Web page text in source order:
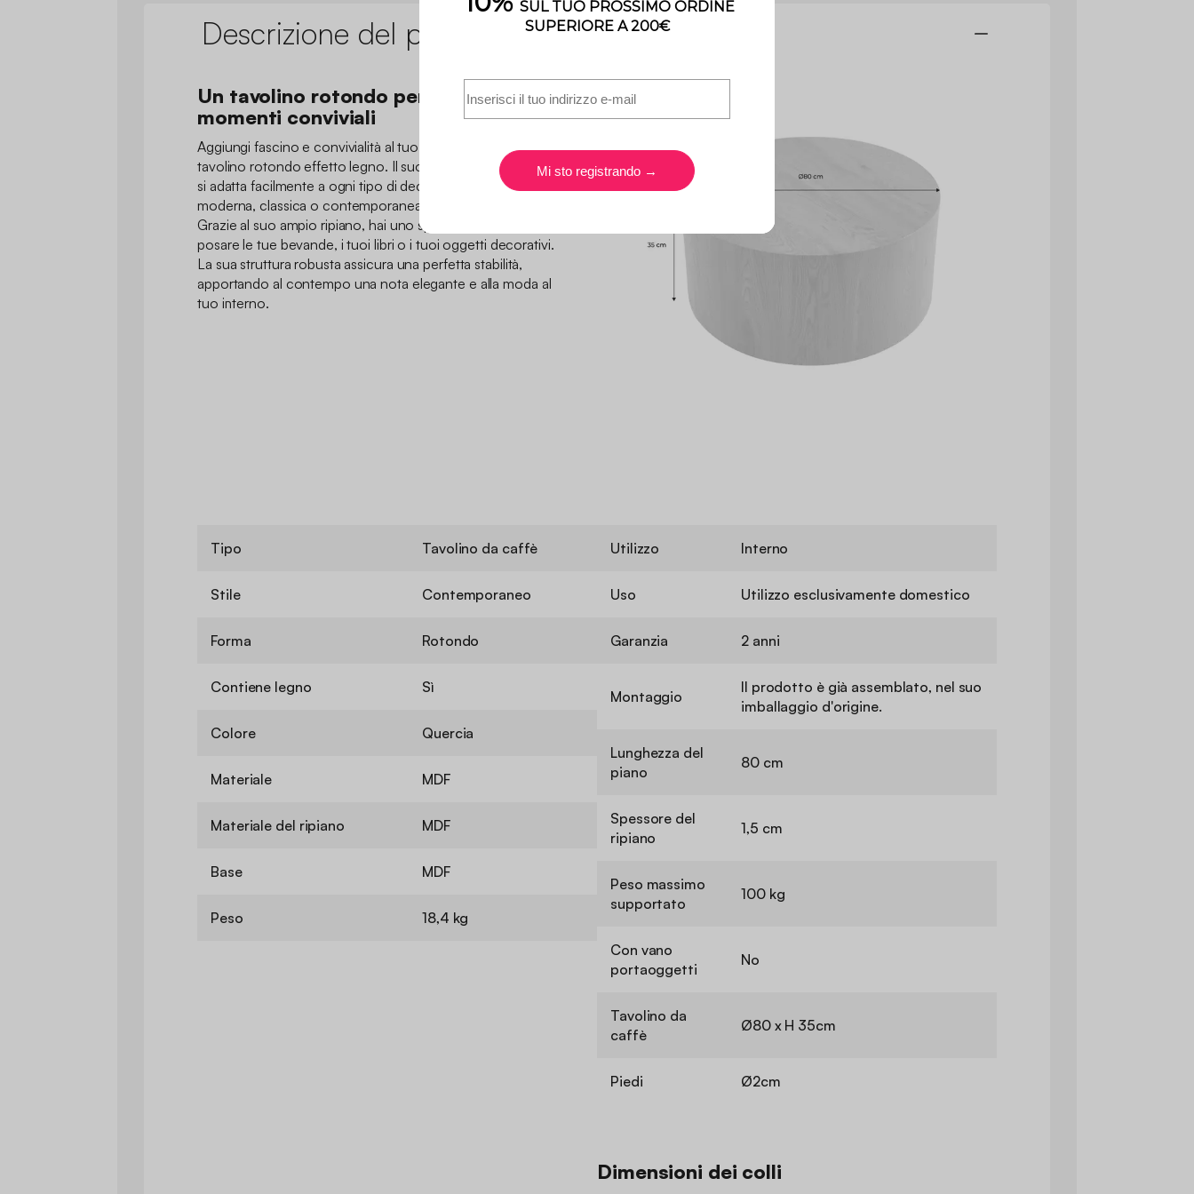
Descrizione del prodotto
Un tavolino rotondo per i vostri
momenti conviviali
Aggiungi fascino e convivialità al tuo soggiorno con questo
tavolino rotondo effetto legno. Il suo stile sobrio e raffinato
si adatta facilmente a ogni tipo di decorazione, che sia
moderna, classica o contemporanea.
Grazie al suo ampio ripiano, hai uno spazio pratico per
posare le tue bevande, i tuoi libri o i tuoi oggetti decorativi.
La sua struttura robusta assicura una perfetta stabilità,
apportando al contempo una nota elegante e alla moda al
tuo interno.
Tipo Tavolino da caffè
Stile Contemporaneo
Forma Rotondo
Contiene legno Sì
Colore Quercia
Materiale MDF
Materiale del ripiano MDF
Base MDF
Peso 18,4 kg
Utilizzo Interno
Uso Utilizzo esclusivamente domestico
Garanzia 2 anni
Montaggio
Il prodotto è già assemblato, nel suo
imballaggio d'origine.
Lunghezza del
piano
80 cm
Spessore del
ripiano
1,5 cm
Peso massimo
supportato
100 kg
Con vano
portaoggetti
No
Tavolino da
caffè
Ø80 x H 35cm
Piedi Ø2cm
Dimensioni dei colli